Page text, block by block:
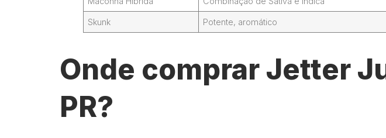
Skunk Potente, aromático
Onde comprar Jetter
PR?